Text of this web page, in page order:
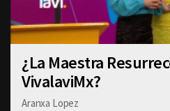
¿La Maestra
VivalaviMx?
Aranxa Lopez